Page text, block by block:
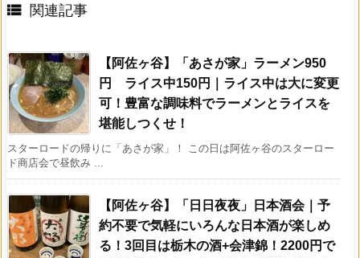
 関連記事
【阿佐ヶ谷】「あさが家」ラーメン950
円 ライス中150円｜ライス中は大に変更
可！豊富な調味料でラーメンとライスを
堪能しつくせ！
スターロードの帰りに「あさが家」！ この日は阿佐ヶ谷のスターロー
ド商店会で昼飲み ...
【阿佐ヶ谷】「日日夜夜」日本酒会｜予
約不要で気軽にいろんな日本酒が楽しめ
る！3回目は栃木の酒+会津錦！2200円で